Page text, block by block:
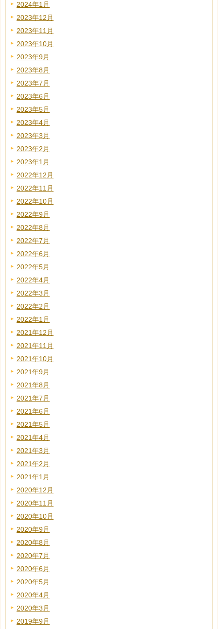
2024年1月
2023年12月
2023年11月
2023年10月
2023年9月
2023年8月
2023年7月
2023年6月
2023年5月
2023年4月
2023年3月
2023年2月
2023年1月
2022年12月
2022年11月
2022年10月
2022年9月
2022年8月
2022年7月
2022年6月
2022年5月
2022年4月
2022年3月
2022年2月
2022年1月
2021年12月
2021年11月
2021年10月
2021年9月
2021年8月
2021年7月
2021年6月
2021年5月
2021年4月
2021年3月
2021年2月
2021年1月
2020年12月
2020年11月
2020年10月
2020年9月
2020年8月
2020年7月
2020年6月
2020年5月
2020年4月
2020年3月
2019年9月